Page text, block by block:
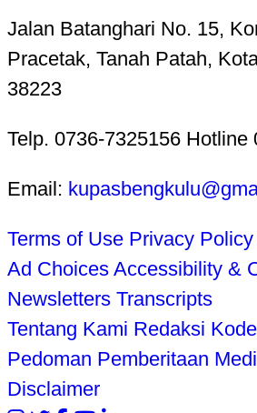
Jalan Batanghari No. 15,
Pracetak, Tanah Patah,
38223
Telp. 0736-7325156 Hotline
Email:
Terms of Use Privacy Policy
Ad Choices Accessibility &
Newsletters Transcripts
Tentang Kami Redaksi
Pedoman Pemberitaan
Disclaimer